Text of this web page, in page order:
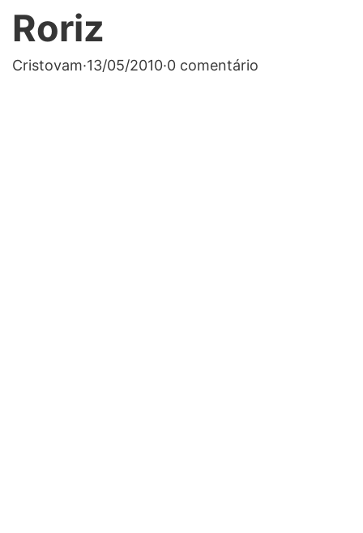
Roriz
Cristovam·13/05/2010·0 comentário